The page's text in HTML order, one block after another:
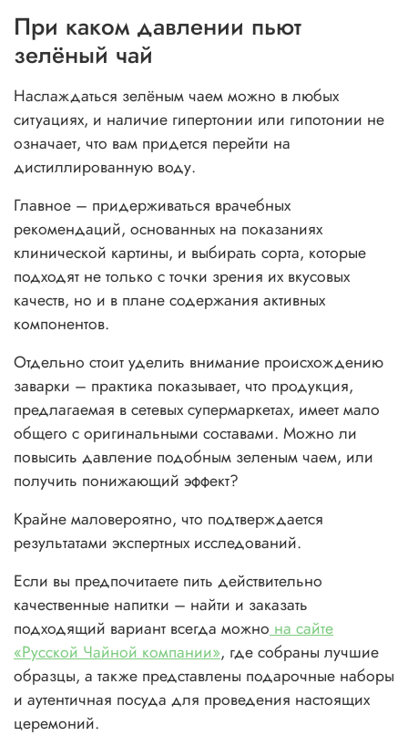
При каком давлении пьют
зелёный чай
Наслаждаться зелёным чаем можно в любых
ситуациях, и наличие гипертонии или гипотонии не
означает, что вам придется перейти на
дистиллированную воду.
Главное – придерживаться врачебных
рекомендаций, основанных на показаниях
клинической картины, и выбирать сорта, которые
подходят не только с точки зрения их вкусовых
качеств, но и в плане содержания активных
компонентов.
Отдельно стоит уделить внимание происхождению
заварки – практика показывает, что продукция,
предлагаемая в сетевых супермаркетах, имеет мало
общего с оригинальными составами. Можно ли
повысить давление подобным зеленым чаем, или
получить понижающий эффект?
Крайне маловероятно, что подтверждается
результатами экспертных исследований.
Если вы предпочитаете пить действительно
качественные напитки – найти и заказать
подходящий вариант всегда можнона сайте
«Русской Чайной компании», где собраны лучшие
образцы, а также представлены подарочные наборы
и аутентичная посуда для проведения настоящих
церемоний.